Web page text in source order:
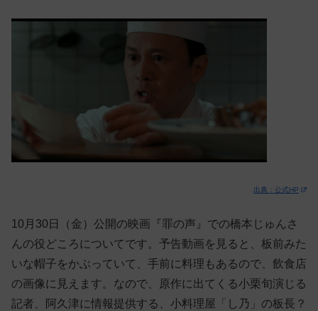
出典：公式HP
10月30日（金）公開の映画『罪の声』での橋本じゅんさ
んの役どころについてです。予告動画を見ると、板前みた
いな帽子をかぶっていて、手前に料理もあるので、飲食店
の画像に見えます。なので、原作に出てくる小栗旬演じる
記者、阿久津に情報提供する、小料理屋「し乃」の板長？